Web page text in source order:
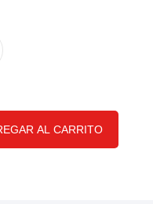
AL CARRITO